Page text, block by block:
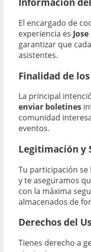
El encargado de
experiencia es
garantizar que
asistentes.
Finalidad de
La principal
enviar boletines
comunidad
eventos.
Legitimación y
Tu participación se
y te aseguramos
con la máxima
almacenados de
Derechos del
Tienes derecho a